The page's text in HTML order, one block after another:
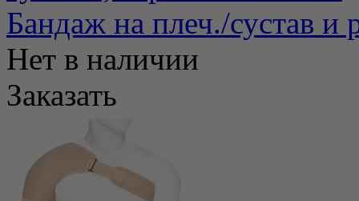
Бандаж на плеч./сустав
Нет в наличии
Заказать